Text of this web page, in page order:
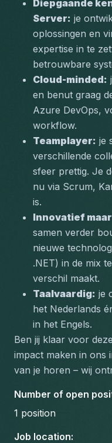
Diepgaande
Server: je
oplossingen en
expertise in te
betrouwbare
Cloud-minded:
en benut graag
Azure DevOps,
workflow.
Teamplayer: je
verschillende
sfeer prettig. Je
nu via Scrum,
is.
Innovatief
samen verder
nieuwe
.NET) in de mix
verschil maakt.
Taalvaardig: je
het Nederlands
in het Engels.
Ben jij klaar voor
impact maken in ons
van je horen – wij
Number of open
1 position
Job location: